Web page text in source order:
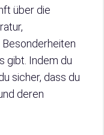
über die
gibt. Indem du
sicher, dass du
deren